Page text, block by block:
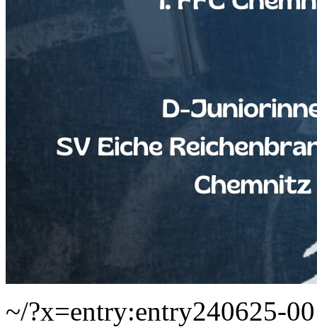
~/?x=entry:entry240625-